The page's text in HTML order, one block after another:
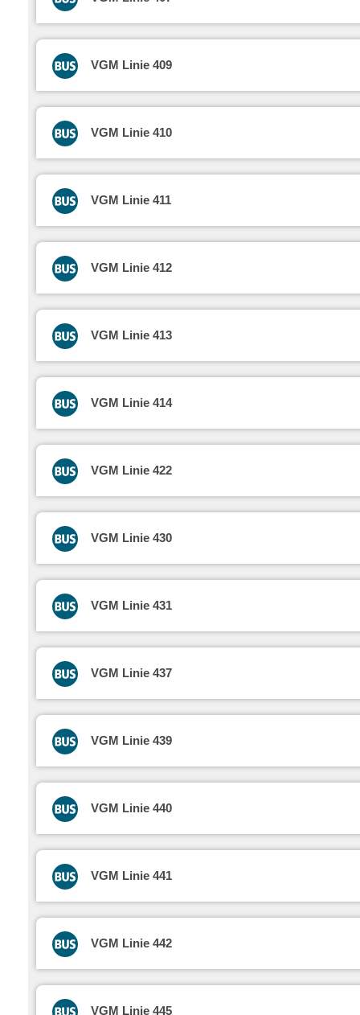
VGM Linie 409
VGM Linie 410
VGM Linie 411
VGM Linie 412
VGM Linie 413
VGM Linie 414
VGM Linie 422
VGM Linie 430
VGM Linie 431
VGM Linie 437
VGM Linie 439
VGM Linie 440
VGM Linie 441
VGM Linie 442
VGM Linie 445